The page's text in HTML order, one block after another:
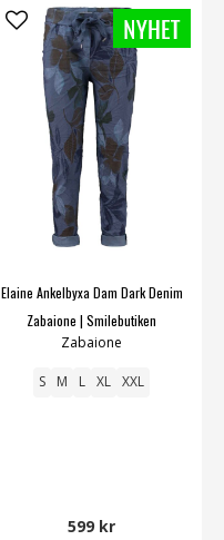
Elaine Ankelbyxa Dam Dark Denim
Zabaione | Smilebutiken
Zabaione
S M L XL XXL
599 kr